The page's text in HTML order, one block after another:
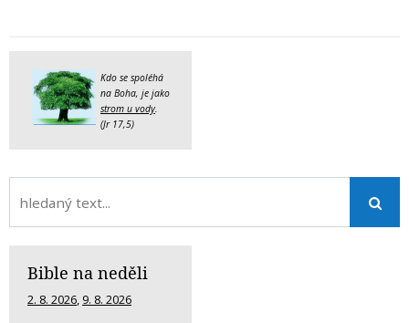
Kdo se spoléhá
na Boha, je jako
strom u vody.
(Jr 17,5)
Bible na neděli
2. 8. 2026, 9. 8. 2026